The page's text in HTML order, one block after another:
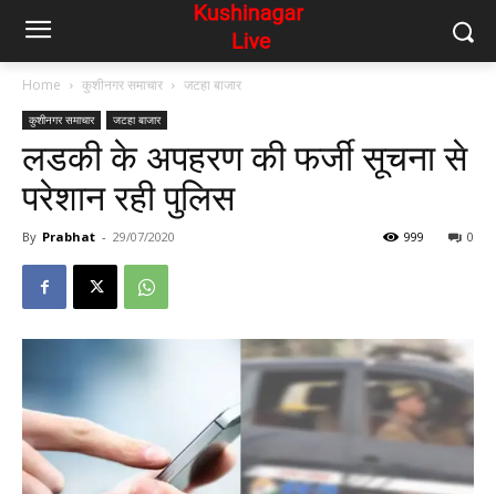
Home कुशीनगर समाचार जटहा बाजार
कुशीनगर समाचार जटहा बाजार
लडकी के अपहरण की फर्जी सूचना से
परेशान रही पुलिस
By Prabhat - 29/07/2020 0
999